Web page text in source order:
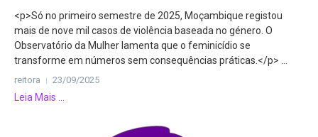
<p>Só no primeiro semestre de 2025, Moçambique registou
mais de nove mil casos de violência baseada no género. O
Observatório da Mulher lamenta que o feminicídio se
transforme em números sem consequências práticas.</p> ...
reitora 23/09/2025
Leia Mais ...